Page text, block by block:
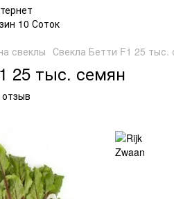
свеклы Свекла Бетти F1 25 тыс.
25 тыс. семян